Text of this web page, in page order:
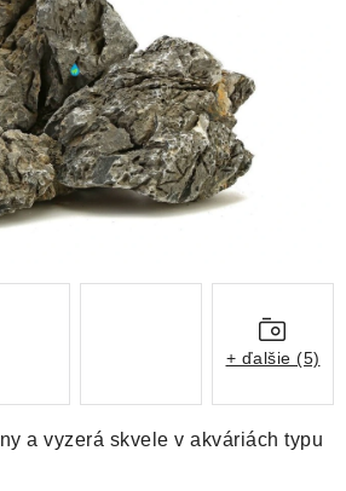
a vyzerá skvele v akváriách typu
+ ďalšie (5)